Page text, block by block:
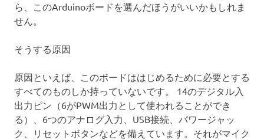
ら、このArduinoボードを選んだほうがいいかもしれま
せん。
そうする原因
原因といえば、このボードははじめるために必要とする
すべてのものしか持っていないです。 14のデジタル入
出力ピン（6がPWM出力として使われることができ
る）、6つのアナログ入力、USB接続、パワージャッ
ク、リセットボタンなどを備えています。それがマイク